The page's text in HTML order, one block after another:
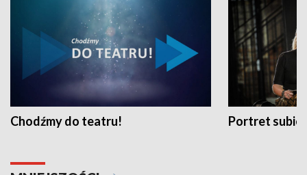
Chodźmy do teatru! Portret